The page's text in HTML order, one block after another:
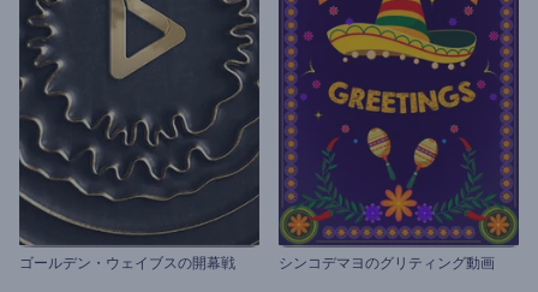
ゴールデン・ウェイブスの開幕戦 シンコデマヨのグリティング動画